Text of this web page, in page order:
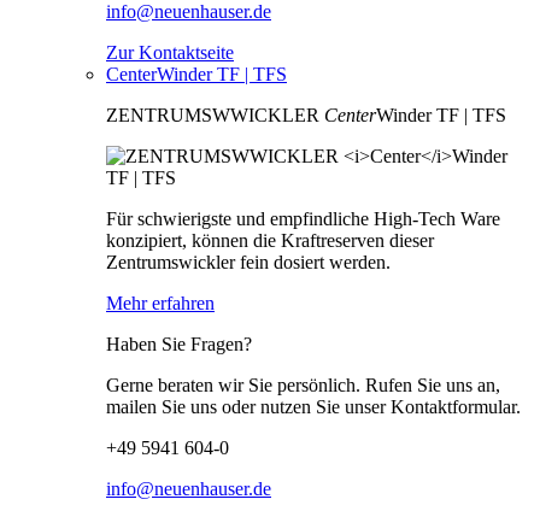
info@neuenhauser.de
Zur Kontaktseite
CenterWinder TF | TFS
ZENTRUMSWWICKLER CenterWinder TF | TFS
Für schwierigste und empfindliche High-Tech Ware
konzipiert, können die Kraftreserven dieser
Zentrumswickler fein dosiert werden.
Mehr erfahren
Haben Sie Fragen?
Gerne beraten wir Sie persönlich. Rufen Sie uns an,
mailen Sie uns oder nutzen Sie unser Kontaktformular.
+49 5941 604-0
info@neuenhauser.de